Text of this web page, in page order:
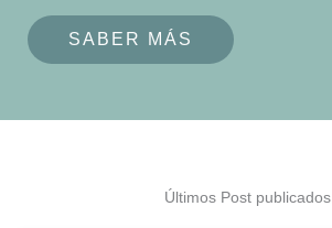
SABER MÁS
Últimos Post publicados